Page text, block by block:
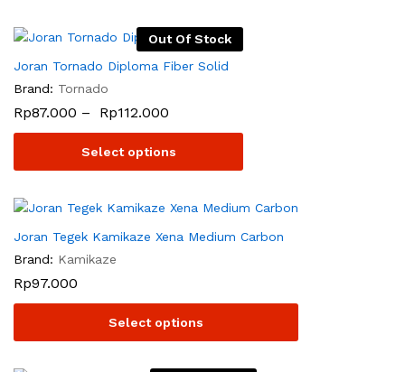
Out Of Stock
Joran Tornado Diploma Fiber Solid
Brand: Tornado
Rp87.000 – Rp112.000
Select options
Joran Tegek Kamikaze Xena Medium Carbon
Brand: Kamikaze
Rp97.000
Select options